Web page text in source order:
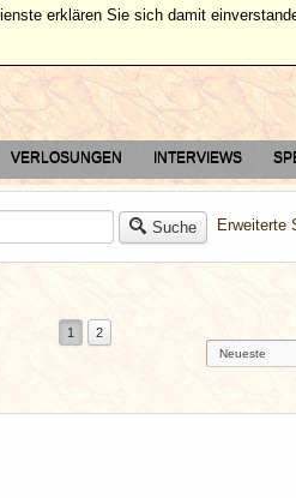
VERLOSUNGEN INTERVIEWS
Suche Erweiterte
1 2
erklären Sie sich damit